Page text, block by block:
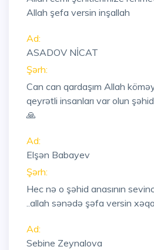
Allah şefa versin inşallah
Ad:
ASADOV NİCAT
Şərh:
Can can qardaşım Allah
qeyrətli insanları var olun
🙏
Ad:
Elşən Babayev
Şərh:
Hec nə o şəhid anasının
..allah sənədə şəfa versin
Ad:
Sebine Zeynalova